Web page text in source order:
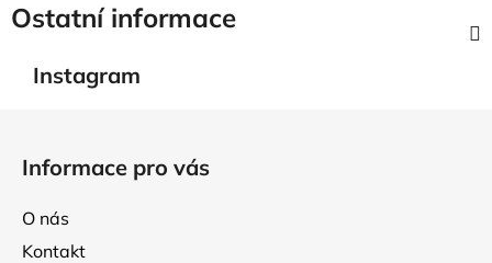
Ostatní informace
Instagram
Informace pro vás
O nás
Kontakt